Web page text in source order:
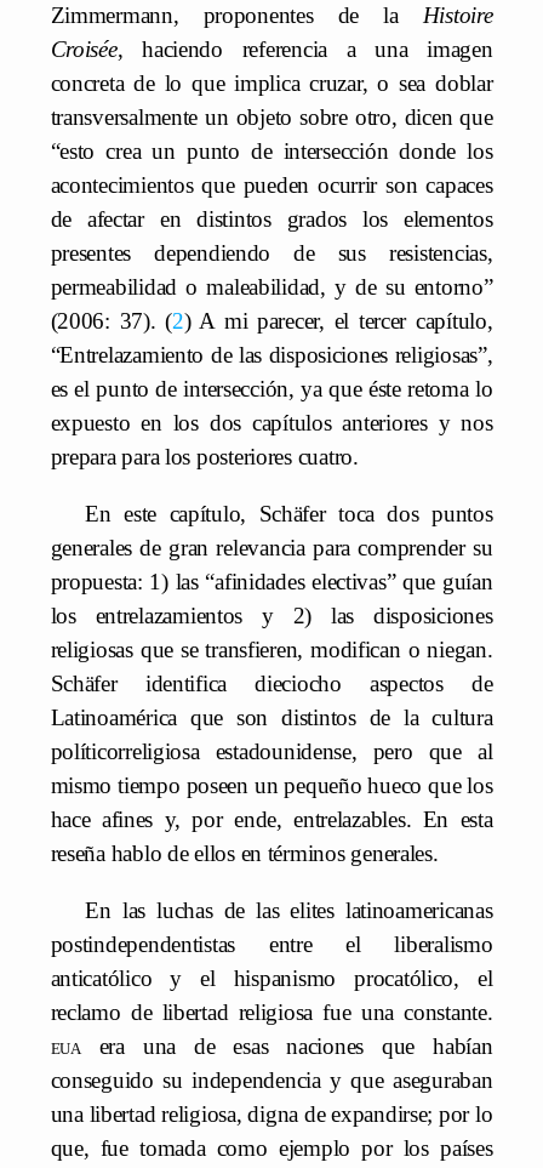
Zimmermann, proponentes de la Histoire
Croisée, haciendo referencia a una imagen
concreta de lo que implica cruzar, o sea doblar
transversalmente un objeto sobre otro, dicen que
“esto crea un punto de intersección donde los
acontecimientos que pueden ocurrir son capaces
de afectar en distintos grados los elementos
presentes dependiendo de sus resistencias,
permeabilidad o maleabilidad, y de su entorno”
(2006: 37).
2 A mi parecer, el tercer capítulo,
“Entrelazamiento de las disposiciones religiosas”,
es el punto de intersección, ya que éste retoma lo
expuesto en los dos capítulos anteriores y nos
prepara para los posteriores cuatro.
En este capítulo, Schäfer toca dos puntos
generales de gran relevancia para comprender su
propuesta: 1) las “afinidades electivas” que guían
los entrelazamientos y 2) las disposiciones
religiosas que se transfieren, modifican o niegan.
Schäfer identifica dieciocho aspectos de
Latinoamérica que son distintos de la cultura
políticorreligiosa estadounidense, pero que al
mismo tiempo poseen un pequeño hueco que los
hace afines y, por ende, entrelazables. En esta
reseña hablo de ellos en términos generales.
En las luchas de las elites latinoamericanas
postindependentistas entre el liberalismo
anticatólico y el hispanismo procatólico, el
reclamo de libertad religiosa fue una constante.
eua era una de esas naciones que habían
conseguido su independencia y que aseguraban
una libertad religiosa, digna de expandirse; por lo
que, fue tomada como ejemplo por los países